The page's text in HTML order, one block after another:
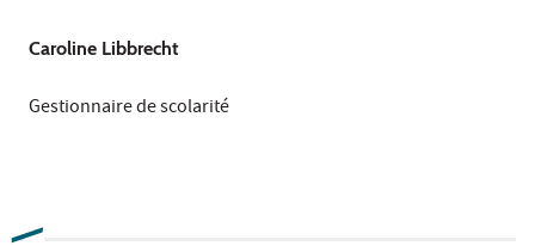
Caroline Libbrecht
Gestionnaire de scolarité